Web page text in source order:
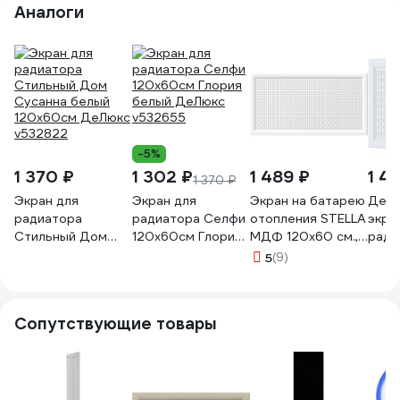
Аналоги
1 370 ₽
Экран для
радиатора
Стильный Дом
-5%
1 302 ₽1 370 ₽
Экран для
радиатора Селфи
120х60см Глория
1 489 ₽
Экран на батарею
отопления STELLA
МДФ 120x60 см.,
Дамаско белый
5(9)
1
Сопутствующие товары